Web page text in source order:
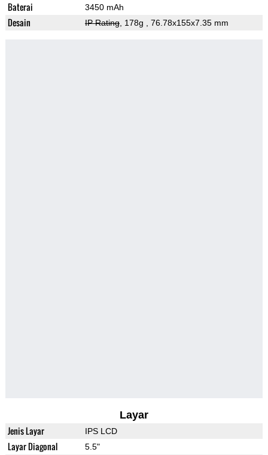
Baterai 3450 mAh
Desain IP Rating, 178g , 76.78x155x7.35 mm
Layar
Jenis Layar IPS LCD
Layar Diagonal 5.5"